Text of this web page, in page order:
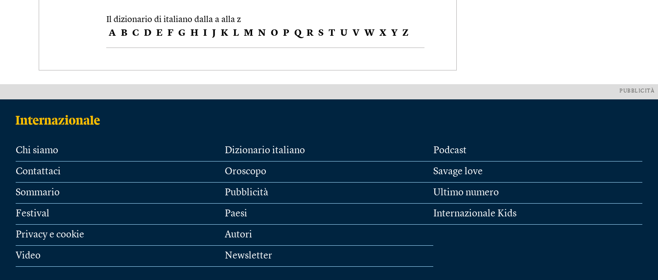
Il dizionario di italiano dalla a alla z
A B C D E F G H I J K L M N O P Q R S T U V W X Y Z
PUBBLICITÀ
Chi siamo
Contattaci
Sommario
Festival
Privacy e cookie
Video
Dizionario italiano
Oroscopo
Pubblicità
Paesi
Autori
Newsletter
Podcast
Savage love
Ultimo numero
Internazionale Kids